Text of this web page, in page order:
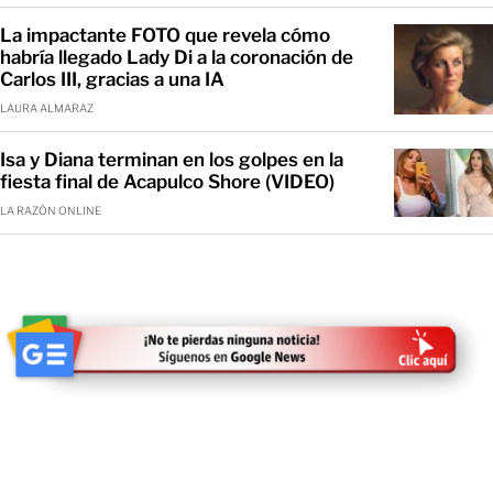
La impactante FOTO que revela cómo
habría llegado Lady Di a la coronación de
Carlos III, gracias a una IA
LAURA ALMARAZ
Isa y Diana terminan en los golpes en la
fiesta final de Acapulco Shore (VIDEO)
LA RAZÓN ONLINE